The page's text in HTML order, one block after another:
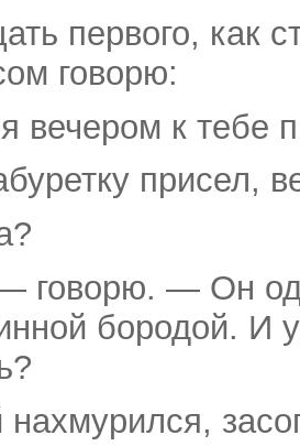
первого, как
говорю:
вечером к тебе
присел,
говорю. — Он
бородой. И